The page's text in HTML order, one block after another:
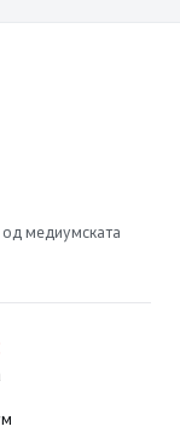
медиумската